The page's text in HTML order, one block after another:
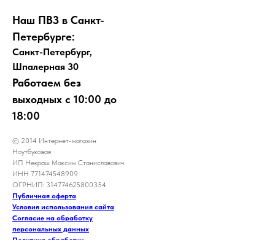
Наш ПВЗ в Санкт-
Петербурге:
Санкт-Петербург,
Шпалерная 30
Работаем без
выходных с 10:00 до
18:00
© 2014 Интернет-магазин
Ноутбуковая
ИП Некраш Максим Станиславович
ИНН 771474548909
ОГРНИП: 314774625800354
Публичная оферта
Условия использования сайта
Согласие на обработку
персональных данных